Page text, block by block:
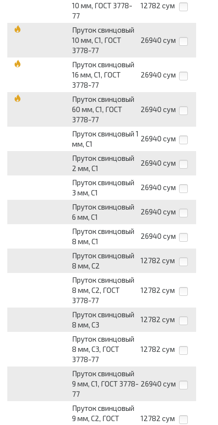
10 мм, ГОСТ 3778-
77
12782 сум
Пруток свинцовый
10 мм, С1, ГОСТ
3778-77
26940 сум
Пруток свинцовый
16 мм, С1, ГОСТ
3778-77
26940 сум
Пруток свинцовый
60 мм, С1, ГОСТ
3778-77
26940 сум
Пруток свинцовый 1
мм, С1
26940 сум
Пруток свинцовый
2 мм, С1
26940 сум
Пруток свинцовый
3 мм, С1
26940 сум
Пруток свинцовый
6 мм, С1
26940 сум
Пруток свинцовый
8 мм, С1
26940 сум
Пруток свинцовый
8 мм, С2
12782 сум
Пруток свинцовый
8 мм, С2, ГОСТ
3778-77
12782 сум
Пруток свинцовый
8 мм, С3
12782 сум
Пруток свинцовый
8 мм, С3, ГОСТ
3778-77
12782 сум
Пруток свинцовый
9 мм, С1, ГОСТ 3778-
77
26940 сум
Пруток свинцовый
9 мм, С2, ГОСТ
12782 сум